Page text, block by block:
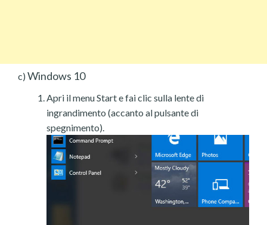
c) Windows 10
Apri il menu Start e fai clic sulla lente di
ingrandimento (accanto al pulsante di
spegnimento).